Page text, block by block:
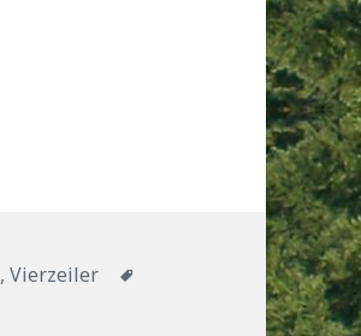
,Vierzeiler